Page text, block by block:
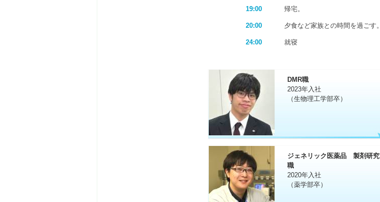
19:00 帰宅。
20:00 夕食など家族との時間を過ごす。
24:00 就寝
DMR職
2023年入社
（生物理工学部卒）
ジェネリック医薬品 製剤研究
職
2020年入社
（薬学部卒）